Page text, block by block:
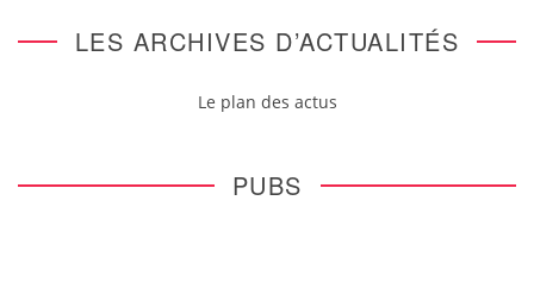
LES ARCHIVES D’ACTUALITÉS
Le plan des actus
PUBS